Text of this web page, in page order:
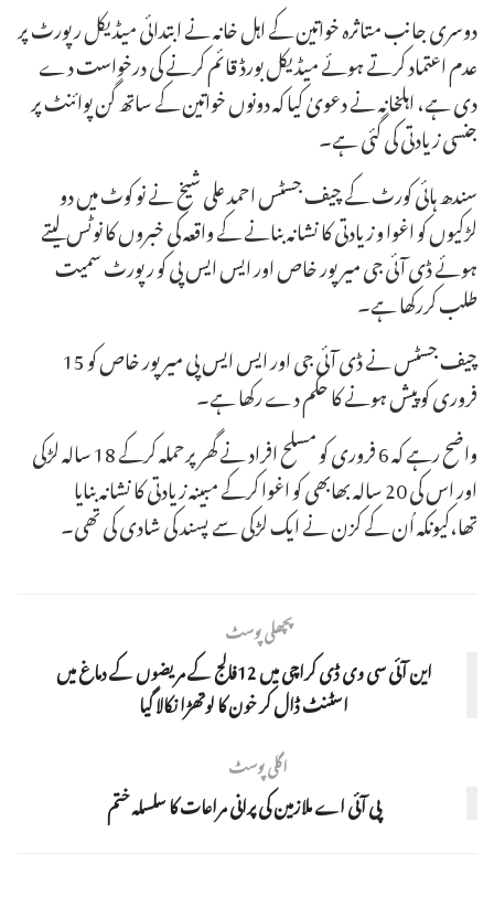
دوسری جانب متاثرہ خواتین کے اہل خانہ نے ابتدائی میڈیکل رپورٹ پر
عدم اعتماد کرتے ہوئے میڈیکل بورڈ قائم کرنے کی درخواست دے
دی ہے، اہلخانہ نے دعویٰ کیا کہ دونوں خواتین کے ساتھ گن پوائنٹ پر
جنسی زیادتی کی گئی ہے۔
سندھ ہائی کورٹ کے چیف جسٹس احمد علی شیخ نے نو کوٹ میں دو
لڑکیوں کو اغوا و زیادتی کا نشانہ بنانے کے واقعہ کی خبروں کا نوٹس لیتے
ہوئے ڈی آئی جی میر پور خاص اور ایس ایس پی کو رپورٹ سمیت
طلب کررکھا ہے۔
چیف جسٹس نے ڈی آئی جی اور ایس ایس پی میرپور خاص کو 15
فروری کو پیش ہونے کا حکم دے رکھا ہے۔
واضح رہے کہ 6 فروری کو مسلح افراد نے گھر پرحملہ کرکے 18 سالہ لڑکی
اور اس کی 20 سالہ بھابھی کو اغوا کرکے مبینہ زیادتی کا نشانہ بنایا
تھا،کیونکہ اُن کے کزن نے ایک لڑکی سے پسند کی شادی کی تھی۔
پچھلی پوسٹ
این آئی سی وی ڈی کراچی میں 12فالج کے مریضوں کے دماغ میں
اسٹنٹ ڈال کر خون کا لوتھڑا نکالا گیا
اگلی پوسٹ
پی آئی اے ملازمین کی پرانی مراعات کا سلسلہ ختم